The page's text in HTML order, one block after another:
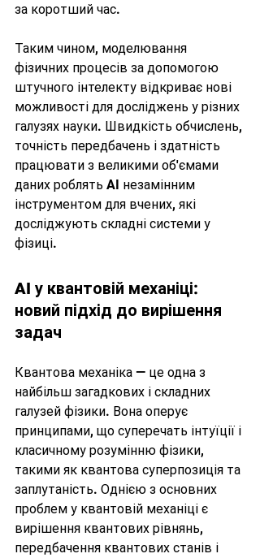
за коротший час.
Таким чином, моделювання
фізичних процесів за допомогою
штучного інтелекту відкриває нові
можливості для досліджень у різних
галузях науки. Швидкість обчислень,
точність передбачень і здатність
працювати з великими об'ємами
даних роблять AI незамінним
інструментом для вчених, які
досліджують складні системи у
фізиці.
AI у квантовій механіці:
новий підхід до вирішення
задач
Квантова механіка — це одна з
найбільш загадкових і складних
галузей фізики. Вона оперує
принципами, що суперечать інтуїції і
класичному розумінню фізики,
такими як квантова суперпозиція та
заплутаність. Однією з основних
проблем у квантовій механіці є
вирішення квантових рівнянь,
передбачення квантових станів і